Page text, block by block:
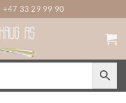
+47 33 29 99 90